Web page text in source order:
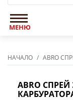
МЕНЮ
НАЧАЛО ABRO
ABRO